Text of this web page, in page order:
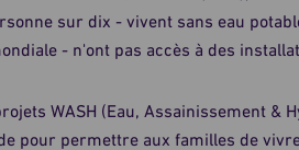
sur dix - vivent sans eau
- n'ont pas accès à des
WASH (Eau, Assainissement &
pour permettre aux familles de